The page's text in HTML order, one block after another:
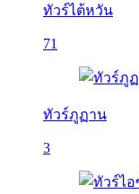
ทัวร์ไต้หวัน
71
ทัวร์ภูฏาน
3